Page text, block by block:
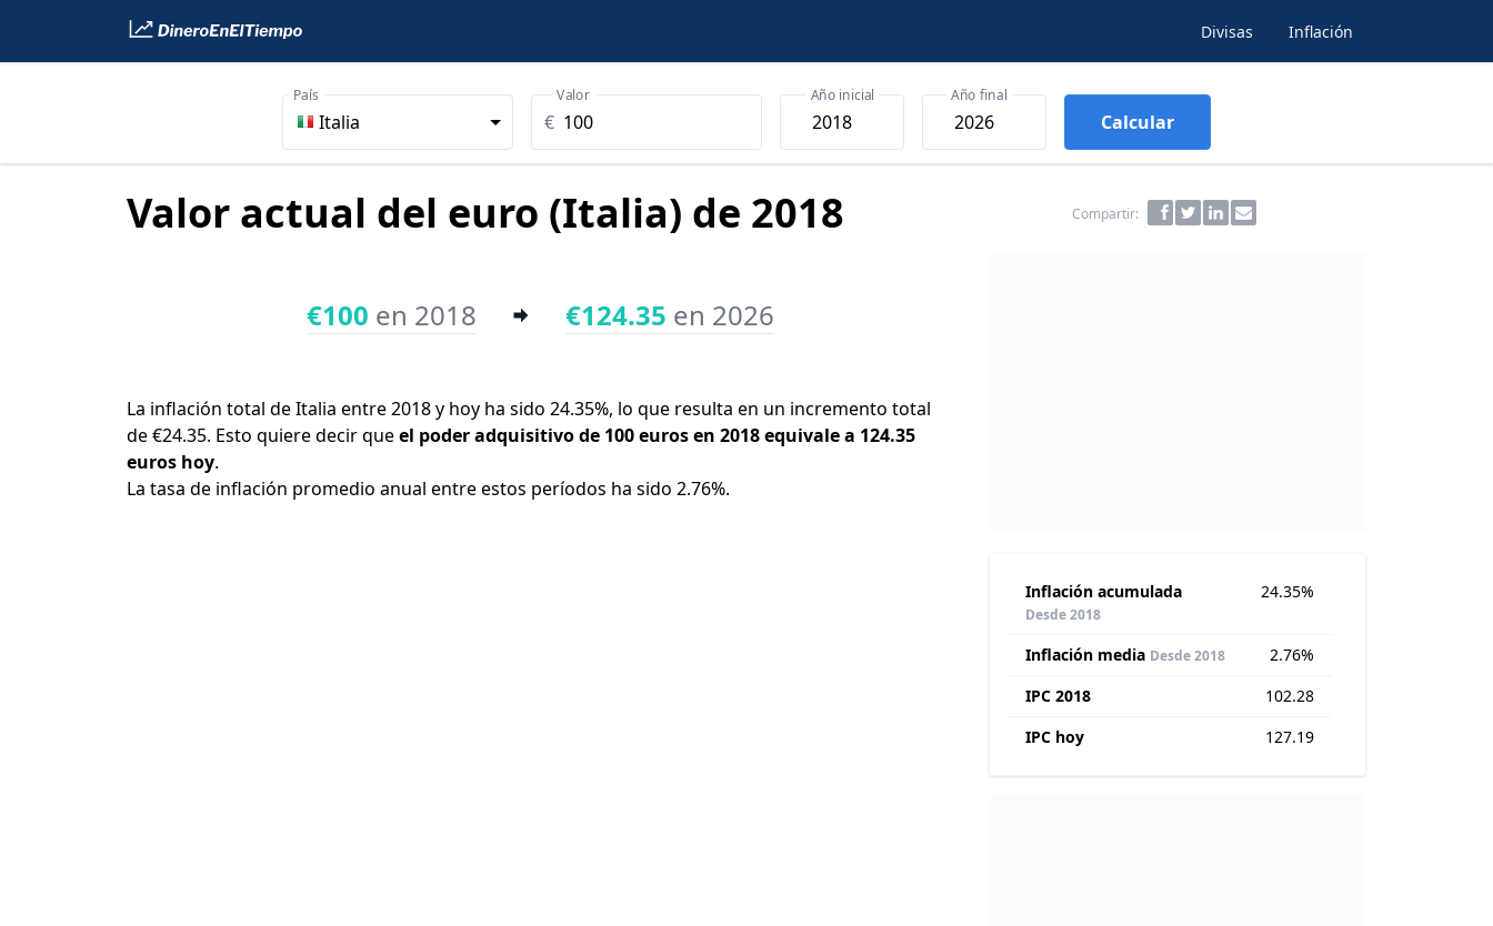
Divisas Inflación
Italia
País
€
Valor Año inicial Año final
Calcular
Valor actual del euro (Italia) de 2018 Compartir:
€100 en 2018 €124.35 en 2026
La inflación total de Italia entre 2018 y hoy ha sido 24.35%, lo que resulta en un incremento total
de €24.35. Esto quiere decir queel poder adquisitivo de 100 euros en 2018 equivale a 124.35
euros hoy.
La tasa de inflación promedio anual entre estos períodos ha sido 2.76%.
Inflación acumulada
Desde 2018
24.35%
Inflación media Desde 2018
2.76%
IPC 2018
102.28
IPC hoy
127.19